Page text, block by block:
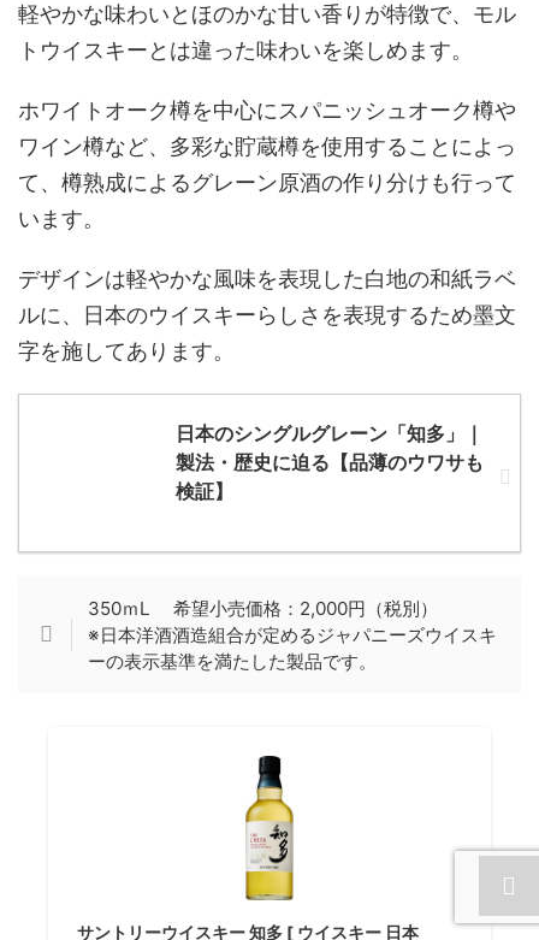
軽やかな味わいとほのかな甘い香りが特徴で、モル
トウイスキーとは違った味わいを楽しめます。
ホワイトオーク樽を中心にスパニッシュオーク樽や
ワイン樽など、多彩な貯蔵樽を使用することによっ
て、樽熟成によるグレーン原酒の作り分けも行って
います。
デザインは軽やかな風味を表現した白地の和紙ラベ
ルに、日本のウイスキーらしさを表現するため墨文
字を施してあります。
日本のシングルグレーン「知多」｜
製法・歴史に迫る【品薄のウワサも
検証】
350ｍL 希望小売価格：2,000円（税別）
※日本洋酒酒造組合が定めるジャパニーズウイスキ
ーの表示基準を満たした製品です。
サントリーウイスキー 知多 [ ウイスキー 日本